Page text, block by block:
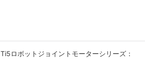
Ti5ロボットジョイントモーターシリーズ：